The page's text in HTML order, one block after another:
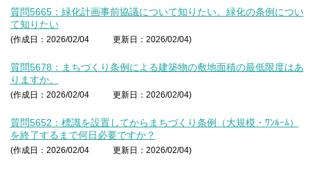
質問5665：緑化計画事前協議について知りたい。緑化の条例につい
て知りたい
(作成日：2026/02/04 更新日：2026/02/04)
質問5678：まちづくり条例による建築物の敷地面積の最低限度はあ
りますか。
(作成日：2026/02/04 更新日：2026/02/04)
質問5652：標識を設置してからまちづくり条例（大規模・ﾜﾝﾙｰﾑ）
を終了するまで何日必要ですか？
(作成日：2026/02/04 更新日：2026/02/04)